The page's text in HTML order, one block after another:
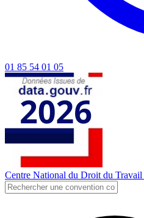
01 85 54 01 05
Centre National du Droit du Travail